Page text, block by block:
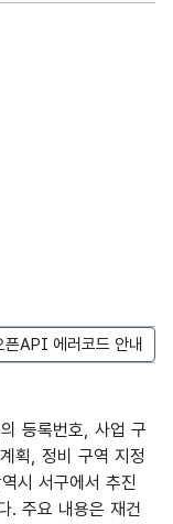
픈API 에러코드 안내
등록번호, 사업 구
획, 정비 구역 지정
시 서구에서 추진
. 주요 내용은 재건